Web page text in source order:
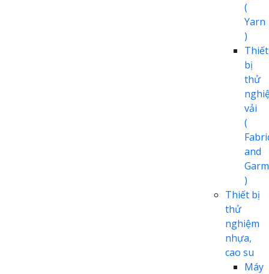
(
Yarn
)
Thiết
bị
thử
vải
(
and
)
Thiết bị
thử
nghiệm
nhựa,
cao su
Máy